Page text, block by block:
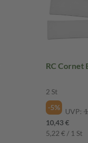
RC Cornet
2 St
-5%
UVP:
10,43 €
5,22 € / 1 St